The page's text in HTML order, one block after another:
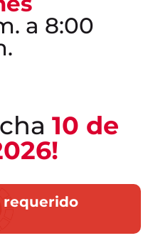
a 8:00
10 de
requerido